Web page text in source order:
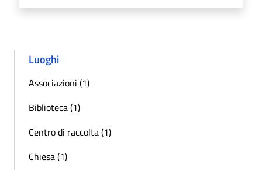
Luoghi
Associazioni (1)
Biblioteca (1)
Centro di raccolta (1)
Chiesa (1)